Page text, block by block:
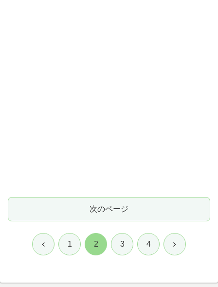
次のページ
前 1 2 3 4 次